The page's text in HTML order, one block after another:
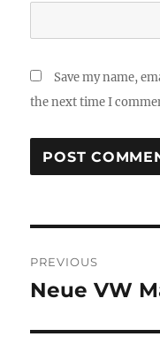
Save my name,
the next time I
navigation
PREVIOUS
Previous
Neue VW